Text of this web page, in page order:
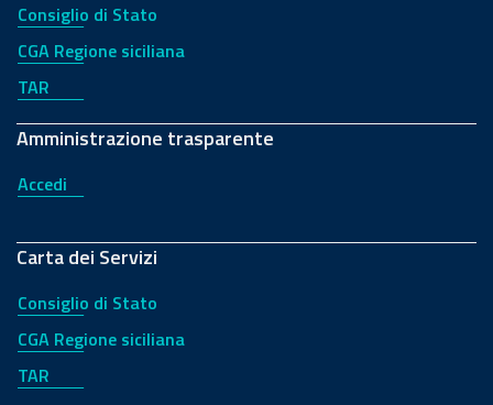
Consiglio di Stato
CGA Regione siciliana
TAR
Amministrazione trasparente
Accedi
Carta dei Servizi
Consiglio di Stato
CGA Regione siciliana
TAR